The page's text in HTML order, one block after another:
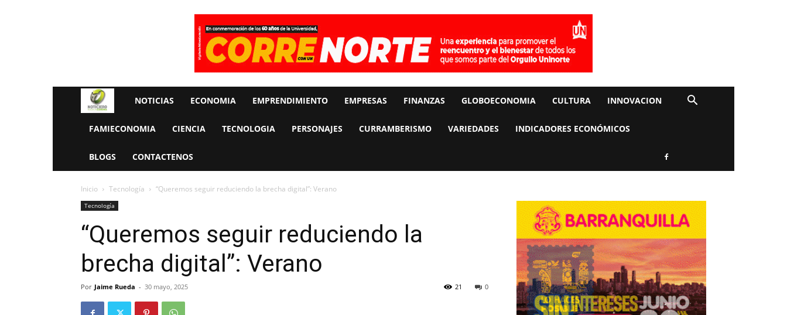
Rueda
La
Economia
NOTICIAS ECONOMIA EMPRENDIMIENTO EMPRESAS FINANZAS GLOBOECONOMIA CULTURA INNOVACION
FAMIECONOMIA CIENCIA TECNOLOGIA PERSONAJES CURRAMBERISMO VARIEDADES INDICADORES ECONÓMICOS
BLOGS CONTACTENOS
Inicio Tecnología “Queremos seguir reduciendo la brecha digital”: Verano
Tecnología
“Queremos seguir reduciendo la
brecha digital”: Verano
Por Jaime Rueda - 30 mayo, 2025 0
21